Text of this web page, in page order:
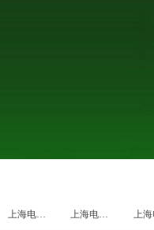
上海电气上海电机中高压系列 上海电气高效电机